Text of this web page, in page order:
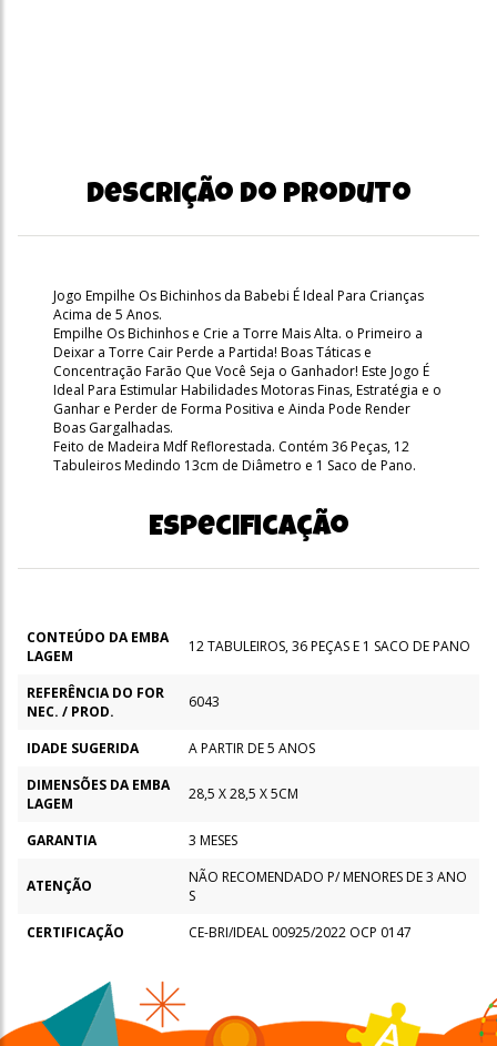
Descrição do produto
Jogo Empilhe Os Bichinhos da Babebi É Ideal Para Crianças
Acima de 5 Anos.
Empilhe Os Bichinhos e Crie a Torre Mais Alta. o Primeiro a
Deixar a Torre Cair Perde a Partida! Boas Táticas e
Concentração Farão Que Você Seja o Ganhador! Este Jogo É
Ideal Para Estimular Habilidades Motoras Finas, Estratégia e o
Ganhar e Perder de Forma Positiva e Ainda Pode Render
Boas Gargalhadas.
Feito de Madeira Mdf Reflorestada. Contém 36 Peças, 12
Tabuleiros Medindo 13cm de Diâmetro e 1 Saco de Pano.
Especificação
CONTEÚDO DA EMBA
LAGEM
12 TABULEIROS, 36 PEÇAS E 1 SACO DE PANO
REFERÊNCIA DO FOR
NEC. / PROD.
6043
IDADE SUGERIDA
A PARTIR DE 5 ANOS
DIMENSÕES DA EMBA
LAGEM
28,5 X 28,5 X 5CM
GARANTIA 3 MESES
ATENÇÃO
NÃO RECOMENDADO P/ MENORES DE 3 ANO
S
CERTIFICAÇÃO
CE-BRI/IDEAL 00925/2022 OCP 0147